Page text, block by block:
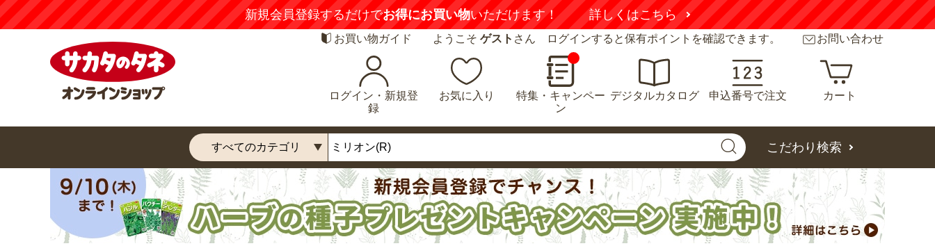
新規会員登録するだけでお得にお買い物いただけます！ 詳しくはこちら
お買い物ガイド ようこそ ゲスト さん ログインすると保有ポイントを確認できます。 お問い合わせ
ログイン・新規登
録
お気に入り
特集・キャンペー
ン
デジタルカタログ 申込番号で注文 カート
こだわり検索